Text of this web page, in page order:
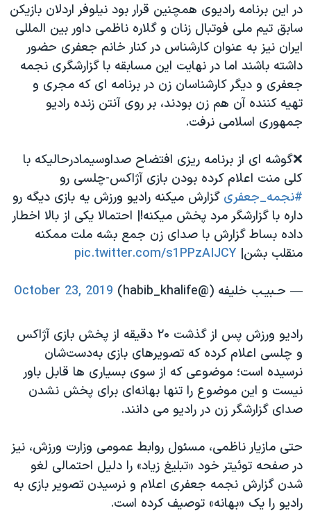
در این برنامه رادیوی همچنین قرار بود نیلوفر اردلان بازیکن
سابق تیم ملی فوتبال زنان و گلاره ناظمی داور بین المللی
ایران نیز به عنوان کارشناس در کنار خانم جعفری حضور
داشته باشند اما در نهایت این مسابقه با گزارشگری نجمه
جعفری و دیگر کارشناسان زن در برنامه ای که مجری و
تهیه کننده آن هم زن بودند، بر روی آنتن زنده رادیو
جمهوری اسلامی نرفت.
❌گوشه ای از برنامه ریزی افتضاح صداوسیمادرحالیکه با
کلی منت اعلام کرده بودن بازی آژاکس-چلسی رو
#نجمه_جعفری گزارش میکنه رادیو ورزش یه بازی دیگه رو
داره با گزارشگر مرد پخش میکنه!| احتمالا یکی از بالا اخطار
داده بساط گزارش با صدای زن جمع بشه ملت ممکنه
منقلب بشن| pic.twitter.com/s1PPzAIJCY
— حـبیـب خلیفه (@habib_khalife)
October 23, 2019
رادیو ورزش پس از گذشت ۲۰ دقیقه از پخش بازی آژاکس
و چلسی اعلام کرده که تصویرهای بازی به‌دست‌شان
نرسیده است؛ موضوعی که از سوی بسیاری ها قابل باور
نیست و این موضوع را تنها بهانه‌ای برای پخش نشدن
صدای گزارشگر زن در رادیو می دانند.
حتی مازیار ناظمی، مسئول روابط عمومی وزارت ورزش، نیز
در صفحه توئیتر خود «تبلیغ زیاد» را دلیل احتمالی لغو
شدن گزارش نجمه جعفری اعلام و نرسیدن تصویر بازی به
رادیو را یک «بهانه» توصیف کرده است.